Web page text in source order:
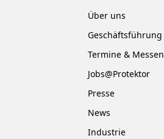
Über uns
Geschäftsführung
Termine & Messen
Jobs@Protektor
Presse
News
Industrie